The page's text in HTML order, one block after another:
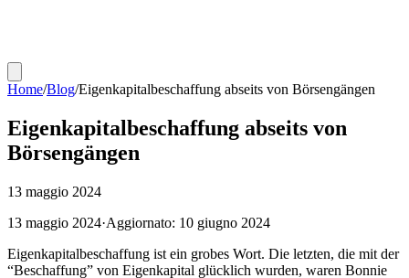
Home/Blog/Eigenkapitalbeschaffung abseits von Börsengängen
Eigenkapitalbeschaffung abseits von
Börsengängen
13 maggio 2024
13 maggio 2024·Aggiornato: 10 giugno 2024
Eigenkapitalbeschaffung ist ein grobes Wort. Die letzten, die mit der
“Beschaffung” von Eigenkapital glücklich wurden, waren Bonnie